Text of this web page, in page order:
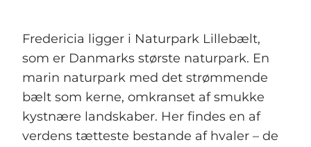
Book guidet tur
Fredericia ligger i Naturpark Lillebælt,
som er Danmarks største naturpark. En
marin naturpark med det strømmende
bælt som kerne, omkranset af smukke
kystnære landskaber. Her findes en af
verdens tætteste bestande af hvaler – de